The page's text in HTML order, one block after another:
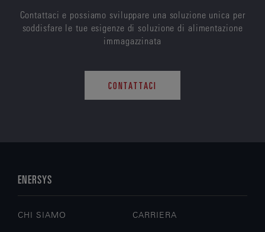
Contattaci e possiamo sviluppare una soluzione unica per
soddisfare le tue esigenze di soluzione di alimentazione
immagazzinata
CONTATTACI
ENERSYS
CHI SIAMO CARRIERA